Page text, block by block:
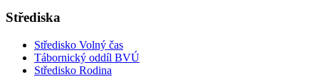
Střediska
Středisko Volný čas
Tábornický oddíl BVÚ
Středisko Rodina